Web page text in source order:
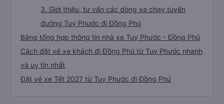
3. Giới thiệu, tư vấn các dòng xe chạy tuyến
đường Tuy Phước đi Đồng Phú
Bảng tổng hợp thông tin nhà xe Tuy Phước - Đồng Phú
Cách đặt vé xe khách đi Đồng Phú từ Tuy Phước nhanh
và uy tín nhất
Đặt vé xe Tết 2027 từ Tuy Phước đi Đồng Phú